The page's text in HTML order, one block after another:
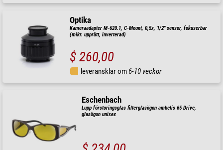
Optika
Kameraadapter M-620.1, C-Mount, 0,5x, 1/2" sensor, fokuserbar
(mikr. upprätt, inverterad)
$ 260,00
leveransklar om6-10 veckor
Eschenbach
Lupp förstoringsglas filterglasögon ambelis 65 Drive,
glasögon unisex